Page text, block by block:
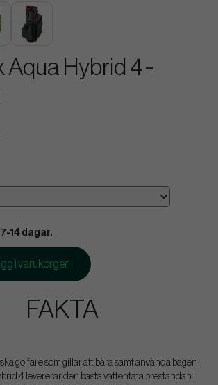
Aqua Hybrid 4 -
14 dagar.
i varukorgen
FAKTA
golfare som gillar att bära samt använda bagen
4 levererar den bästa vattentäta prestandan i